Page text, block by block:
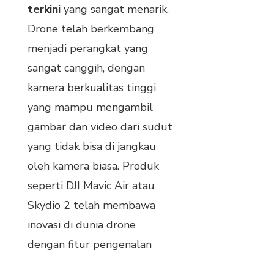
terkini yang sangat menarik.
Drone telah berkembang
menjadi perangkat yang
sangat canggih, dengan
kamera berkualitas tinggi
yang mampu mengambil
gambar dan video dari sudut
yang tidak bisa di jangkau
oleh kamera biasa. Produk
seperti DJI Mavic Air atau
Skydio 2 telah membawa
inovasi di dunia drone
dengan fitur pengenalan